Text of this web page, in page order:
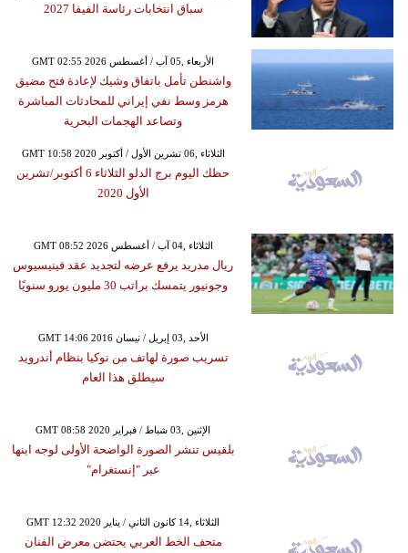
سباق انتخابات رئاسة الفيفا 2027
GMT 02:55 2026 الأربعاء ,05 آب / أغسطس
واشنطن تأمل باتفاق وشيك لإعادة فتح مضيق
هرمز وسط نفي إيراني للمحادثات المباشرة
وتصاعد الهجمات البحرية
GMT 10:58 2020 الثلاثاء ,06 تشرين الأول / أكتوبر
حظك اليوم برج الدلو الثلاثاء 6 أكتوبر/تشرين
الأول 2020
GMT 08:52 2026 الثلاثاء ,04 آب / أغسطس
ريال مدريد يرفع عرضه لتجديد عقد فينيسيوس
وجونيور يتمسك براتب 30 مليون يورو سنويًا
GMT 14:06 2016 الأحد ,03 إبريل / نيسان
تسريب صورة لهاتف من نوكيا بنظام أندرويد
سيطلق هذا العام
GMT 08:58 2020 الإثنين ,03 شباط / فبراير
بلقيس تنشر الصورة الواضحة الأولى لوجه ابنها
عبر "إنستغرام"
GMT 12:32 2020 الثلاثاء ,14 كانون الثاني / يناير
متحف الخط العربي يحتضن معرض الفنان